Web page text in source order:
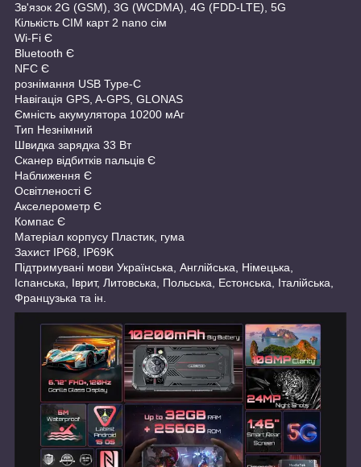
Зв'язок 2G (GSM), 3G (WCDMA), 4G (FDD-LTE), 5G
Кількість СІМ карт 2 nano сім
Wi-Fi Є
Bluetooth Є
NFC Є
рознімання USB Type-C
Навігація GPS, A-GPS, GLONAS
Ємність акумулятора 10200 мАг
Тип Незнімний
Швидка зарядка 33 Вт
Сканер відбитків пальців Є
Наближення Є
Освітленості Є
Акселерометр Є
Компас Є
Матеріал корпусу Пластик, гума
Захист IP68, IP69K
Підтримувані мови Українська, Англійська, Німецька,
Іспанська, Іврит, Литовська, Польська, Естонська, Італійська,
Французька та ін.